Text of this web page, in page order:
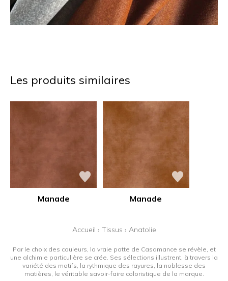
Les produits similaires
Manade Manade
Accueil › Tissus › Anatolie
Par le choix des couleurs, la vraie patte de Casamance se révèle, et
une alchimie particulière se crée. Ses sélections illustrent, à travers la
variété des motifs, la rythmique des rayures, la noblesse des
matières, le véritable savoir-faire coloristique de la marque.